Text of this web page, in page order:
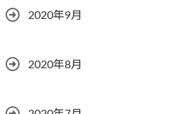
2020年9月
2020年8月